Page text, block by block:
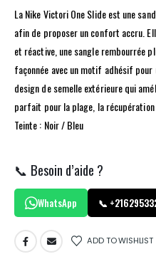
La Nike Victori One Slide est une
afin de proposer un confort accru.
et réactive, une sangle rembourrée
façonnée avec un motif adhésif
design de semelle extérieure qui
parfait pour la plage, la récupération
Teinte : Noir / Bleu
📞 Besoin d’aide ?
WhatsApp 📞
ADD TO WISHLIST